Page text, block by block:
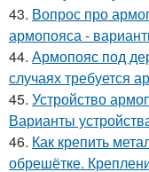
43. Вопрос про
армопояса -
44. Армопояс под
случаях требуется
45. Устройство
Варианты
46. Как крепить
обрешётке.